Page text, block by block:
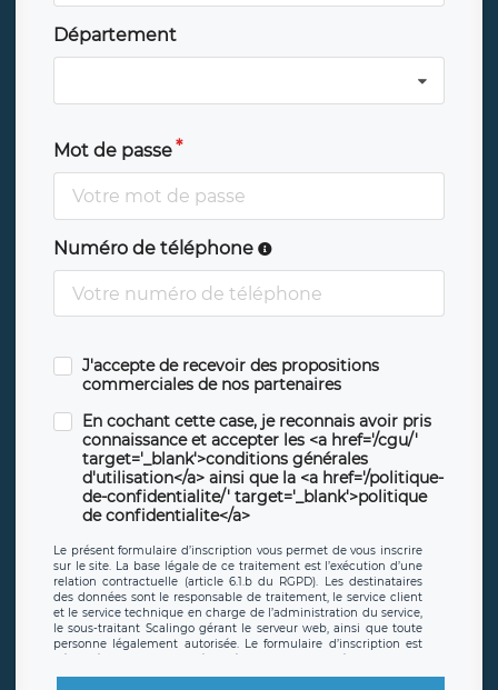
Département
Mot de passe
Numéro de téléphone
J'accepte de recevoir des propositions
commerciales de nos partenaires
En cochant cette case, je reconnais avoir pris
connaissance et accepter les <a href='/cgu/'
target='_blank'>conditions générales
d'utilisation</a> ainsi que la <a href='/politique-
de-confidentialite/' target='_blank'>politique
de confidentialite</a>
Le présent formulaire d’inscription vous permet de vous inscrire
sur le site. La base légale de ce traitement est l’exécution d’une
relation contractuelle (article 6.1.b du RGPD). Les destinataires
des données sont le responsable de traitement, le service client
et le service technique en charge de l’administration du service,
le sous-traitant Scalingo gérant le serveur web, ainsi que toute
personne légalement autorisée. Le formulaire d’inscription est
offrant desclauses de protection conformes au RGPD. Les